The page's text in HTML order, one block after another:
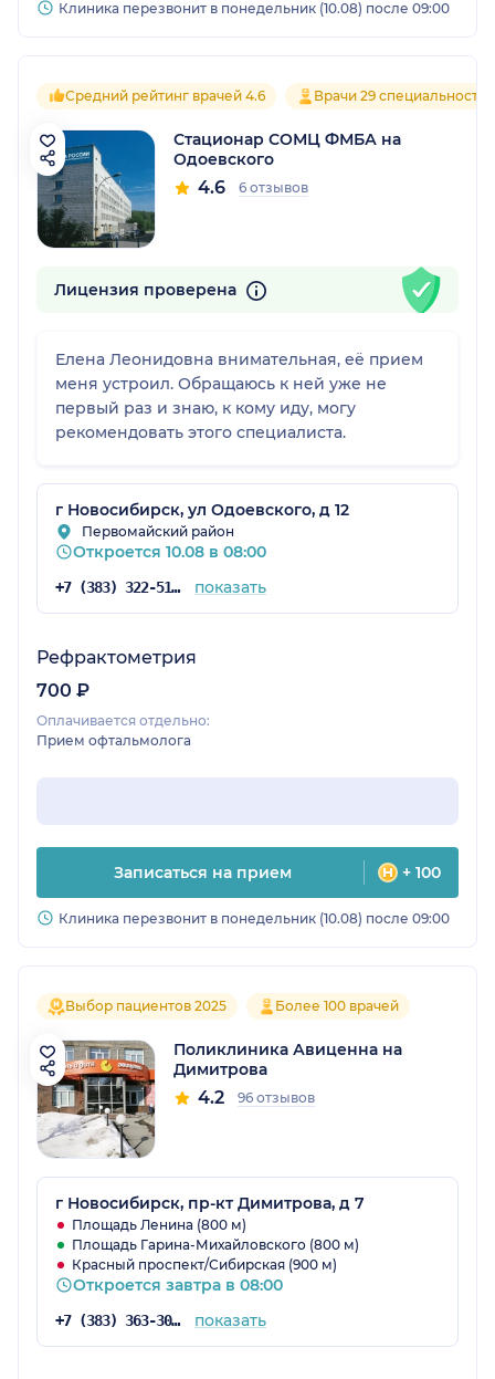
Клиника перезвонит в понедельник (10.08) после 09:00
Средний рейтинг врачей 4.6 Врачи 29 специальностей
Стационар СОМЦ ФМБА на
Одоевского
4.6 6 отзывов
Лицензия проверена
Елена Леонидовна внимательная, её прием
меня устроил. Обращаюсь к ней уже не
первый раз и знаю, к кому иду, могу
рекомендовать этого специалиста.
г Новосибирск, ул Одоевского, д 12
Первомайский район
Откроется 10.08 в 08:00
+7 (383) 322-51-13 показать
Рефрактометрия
700 ₽
Оплачивается отдельно:
Прием офтальмолога
Записаться на прием + 100
Клиника перезвонит в понедельник (10.08) после 09:00
Выбор пациентов 2025 Более 100 врачей
Поликлиника Авиценна на
Димитрова
4.2 96 отзывов
г Новосибирск, пр-кт Димитрова, д 7
Площадь Ленина (800 м)
Площадь Гарина-Михайловского (800 м)
Красный проспект/Сибирская (900 м)
Откроется завтра в 08:00
+7 (383) 363-30-03 показать